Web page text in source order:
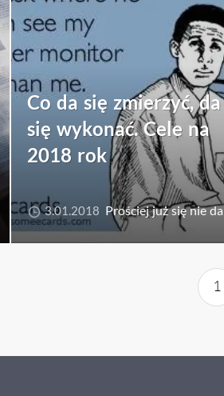
Co da się zmierzyć, da
się wykonać. Cele na
2018 rok
3.01.2018 Prościej już się nie da
1